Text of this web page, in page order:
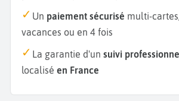
Un paiement sécurisé multi-
vacances ou en 4 fois
La garantie d'un suivi
localisé en France